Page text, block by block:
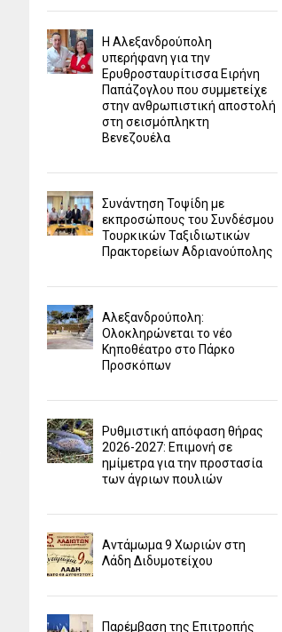
Η Αλεξανδρούπολη
υπερήφανη για την
Ερυθροσταυρίτισσα Ειρήνη
Παπάζογλου που συμμετείχε
στην ανθρωπιστική αποστολή
στη σεισμόπληκτη
Βενεζουέλα
Συνάντηση Τοψίδη με
εκπροσώπους του Συνδέσμου
Τουρκικών Ταξιδιωτικών
Πρακτορείων Αδριανούπολης
Αλεξανδρούπολη:
Ολοκληρώνεται το νέο
Κηποθέατρο στο Πάρκο
Προσκόπων
Ρυθμιστική απόφαση θήρας
2026-2027: Επιμονή σε
ημίμετρα για την προστασία
των άγριων πουλιών
Αντάμωμα 9 Χωριών στη
Λάδη Διδυμοτείχου
Παρέμβαση της Επιτροπής